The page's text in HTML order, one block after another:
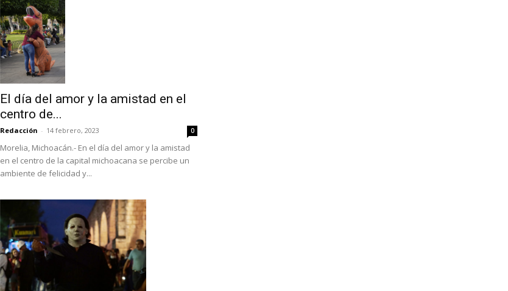
El día del amor y la amistad en el
centro de...
Redacción - 14 febrero, 2023 0
Morelia, Michoacán.- En el día del amor y la amistad
en el centro de la capital michoacana se percibe un
ambiente de felicidad y...